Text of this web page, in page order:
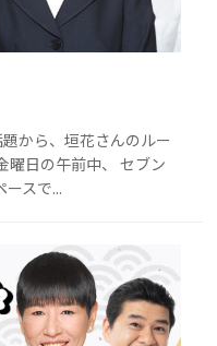
から、垣花さんのルー
曜日の午前中、 セブン
スで...